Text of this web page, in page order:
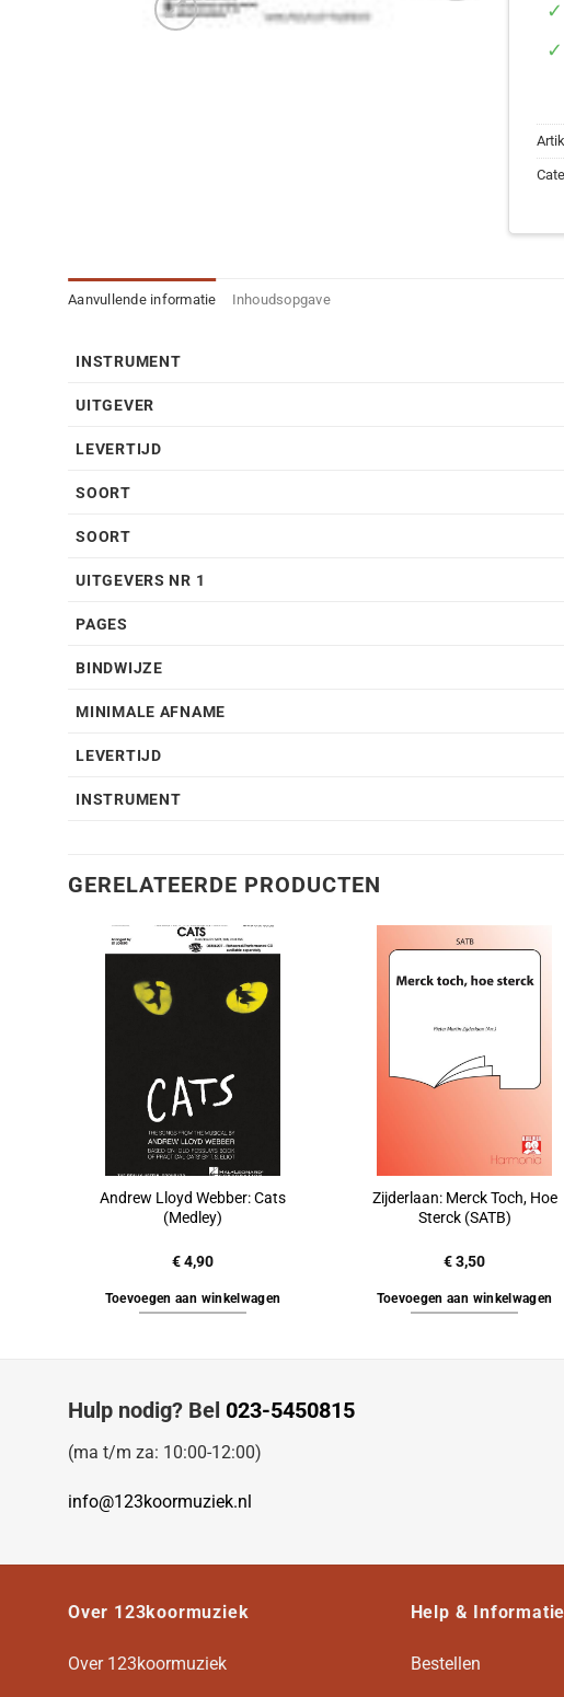
Aanvullende informatie Inhoudsopgave
INSTRUMENT
UITGEVER
LEVERTIJD
SOORT
SOORT
UITGEVERS NR 1
PAGES
BINDWIJZE
MINIMALE AFNAME
LEVERTIJD
INSTRUMENT
GERELATEERDE PRODUCTEN
Andrew Lloyd Webber: Cats
(Medley)
€4,90
Toevoegen aan winkelwagen
Zijderlaan: Merck Toch, Hoe
Sterck (SATB)
€3,50
Toevoegen aan winkelwagen
Hulp nodig? Bel 023-5450815
(ma t/m za: 10:00-12:00)
info@123koormuziek.nl
Over 123koormuziek
Over 123koormuziek
Help & Informatie
Bestellen